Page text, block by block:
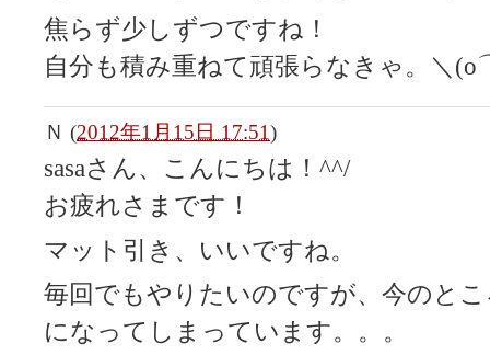
焦らず少しずつですね！
自分も積み重ねて頑張らなきゃ。＼
Ｎ (2012年1月15日 17:51)
sasaさん、こんにちは！^^/
お疲れさまです！
マット引き、いいですね。
毎回でもやりたいのですが、今のと
になってしまっています。。。